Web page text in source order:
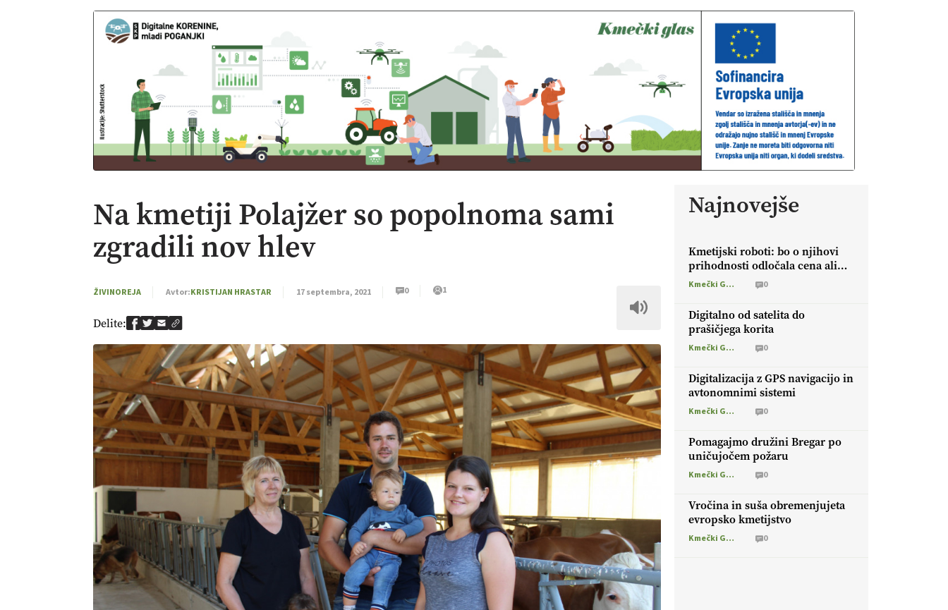
Na kmetiji Polajžer so popolnoma sami
zgradili nov hlev
ŽIVINOREJA Avtor:KRISTIJAN HRASTAR 17 septembra, 2021 0 1
Delite:
Najnovejše
Kmetijski roboti: bo o njihovi
prihodnosti odločala cena ali
prednosti za kmetijo?
Kmečki Glas 0
Digitalno od satelita do
prašičjega korita
Kmečki Glas 0
Digitalizacija z GPS navigacijo in
avtonomnimi sistemi
Kmečki Glas 0
Pomagajmo družini Bregar po
uničujočem požaru
Kmečki Glas 0
Vročina in suša obremenjujeta
evropsko kmetijstvo
Kmečki Glas 0